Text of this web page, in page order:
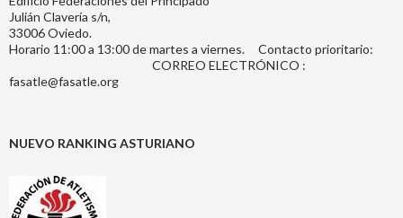
Julián Clavería s/n,
33006 Oviedo.
Horario 11:00 a 13:00 de martes a viernes. Contacto prioritario:
CORREO ELECTRÓNICO :
fasatle@fasatle.org
NUEVO RANKING ASTURIANO